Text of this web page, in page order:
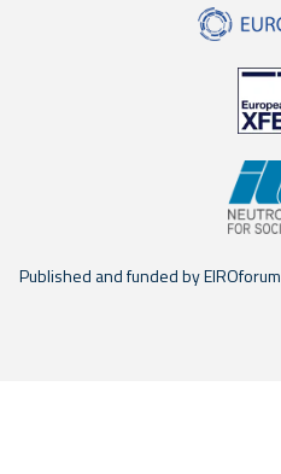
Published and funded by EIROforum